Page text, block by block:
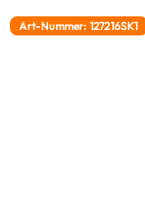
Art-Nummer: 127216SK1